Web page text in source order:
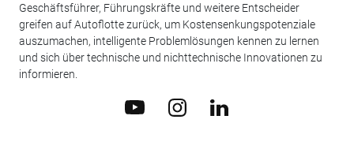
Geschäftsführer, Führungskräfte und weitere Entscheider
greifen auf Autoflotte zurück, um Kostensenkungspotenziale
auszumachen, intelligente Problemlösungen kennen zu lernen
und sich über technische und nichttechnische Innovationen zu
informieren.